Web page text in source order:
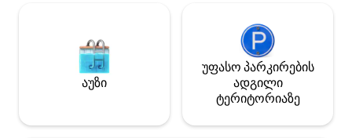
აუზი
უფასო პარკირების
ადგილი
ტერიტორიაზე